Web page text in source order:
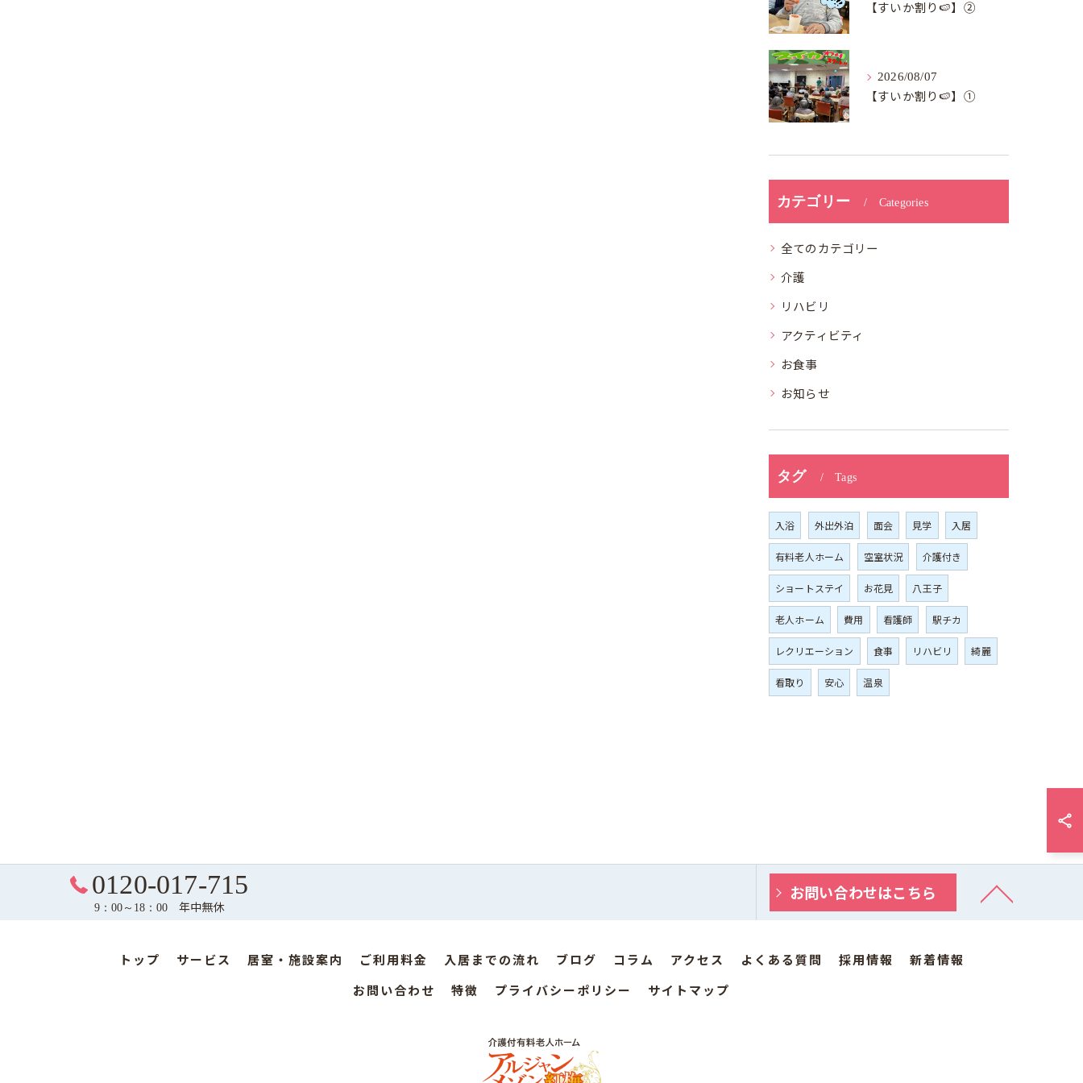
カテゴリー Categories
全てのカテゴリー
介護
リハビリ
アクティビティ
お食事
お知らせ
【すいか割り🍉】②
2026/08/07
【すいか割り🍉】①
タグ Tags
入浴 外出外泊 面会 見学 入居
有料老人ホーム 空室状況 介護付き
ショートステイ お花見 八王子
老人ホーム 費用 看護師 駅チカ
レクリエーション 食事 リハビリ 綺麗
看取り 安心 温泉
0120-017-715
9：00～18：00年中無休
お問い合わせはこちら
トップ サービス 居室・施設案内 ご利用料金 入居までの流れ ブログ コラム アクセス よくある質問 採用情報
新着情報
お問い合わせ
特徴 プライバシーポリシー サイトマップ